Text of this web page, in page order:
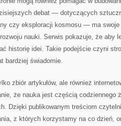
debat — dotyczących
czy eksploracji kosmosu — ma swoje
nauki. Serwis pokazuje, że aby
historię idei. Takie podejście czyni
bardziej świadomie.
zbiór artykułów, ale również
że nauka jest częścią codziennego
Dzięki publikowanym treściom
z których korzystamy na co dzień,